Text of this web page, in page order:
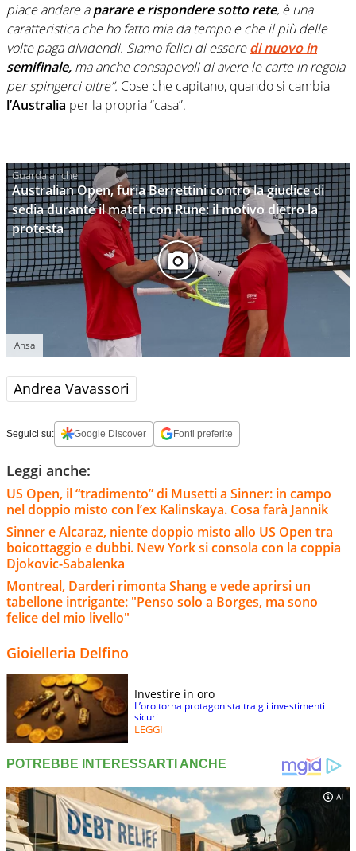
piace andare aparare e rispondere sotto rete, è una
caratteristica che ho fatto mia da tempo e che il più delle
volte paga dividendi. Siamo felici di esseredi nuovo in
semifinale, ma anche consapevoli di avere le carte in regola
per spingerci oltre”. Cose che capitano, quando si cambia
l’Australia per la propria “casa”.
Australian Open, furia Berrettini contro la giudice di
sedia durante il match con Rune: il motivo dietro la
protesta
Ansa
Andrea Vavassori
Seguici su: Google Discover Fonti preferite
Leggi anche:
US Open, il “tradimento” di Musetti a Sinner: in campo
nel doppio misto con l’ex Kalinskaya. Cosa farà Jannik
Sinner e Alcaraz, niente doppio misto allo US Open tra
boicottaggio e dubbi. New York si consola con la coppia
Djokovic-Sabalenka
Montreal, Darderi rimonta Shang e vede aprirsi un
tabellone intrigante: "Penso solo a Borges, ma sono
felice del mio livello"
Gioielleria Delfino
Investire in oro
L’oro torna protagonista tra gli investimenti
sicuri
LEGGI